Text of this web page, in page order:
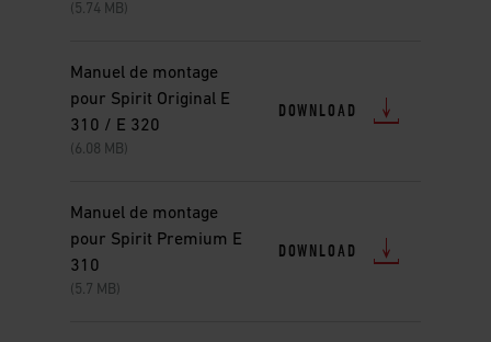
(5.74 MB)
Manuel de montage
pour Spirit Original E
310 / E 320
(6.08 MB)
DOWNLOAD
Manuel de montage
pour Spirit Premium E
310
(5.7 MB)
DOWNLOAD